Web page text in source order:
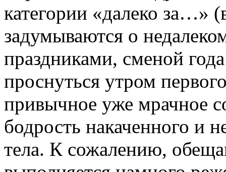
категории «далеко за…»
задумываются о
праздниками, сменой
проснуться утром
привычное уже мрачное
бодрость накаченного и
тела. К сожалению,